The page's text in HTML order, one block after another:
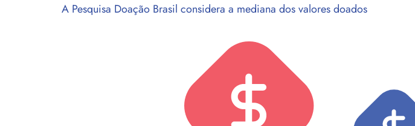
A Pesquisa Doação Brasil considera a mediana dos valores doados